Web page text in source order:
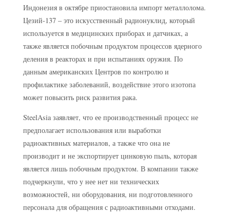
Индонезия в октябре приостановила импорт металлолома.
Цезий-137 – это искусственный радионуклид, который
используется в медицинских приборах и датчиках, а
также является побочным продуктом процессов ядерного
деления в реакторах и при испытаниях оружия. По
данным американских Центров по контролю и
профилактике заболеваний, воздействие этого изотопа
может повысить риск развития рака.
SteelAsia заявляет, что ее производственный процесс не
предполагает использования или выработки
радиоактивных материалов, а также что она не
производит и не экспортирует цинковую пыль, которая
является лишь побочным продуктом. В компании также
подчеркнули, что у нее нет ни технических
возможностей, ни оборудования, ни подготовленного
персонала для обращения с радиоактивными отходами.